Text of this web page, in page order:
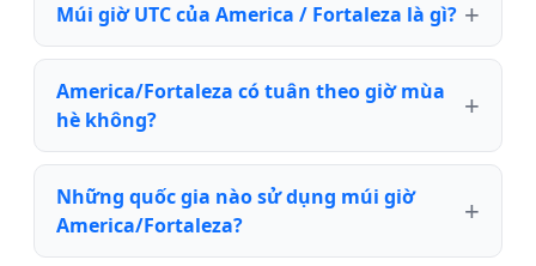
Múi giờ UTC của America / Fortaleza là gì?
America/Fortaleza có tuân theo giờ mùa
hè không?
Những quốc gia nào sử dụng múi giờ
America/Fortaleza?